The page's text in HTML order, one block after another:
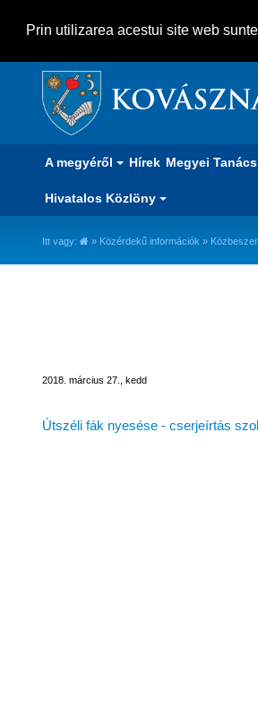
Prin utilizarea acestui site web
A megyéről Hírek Megyei Tanács
Hivatalos Közlöny
Itt vagy: » Közérdekű információk »
2018. március 27., kedd
Útszéli fák nyesése - cserjeírtás